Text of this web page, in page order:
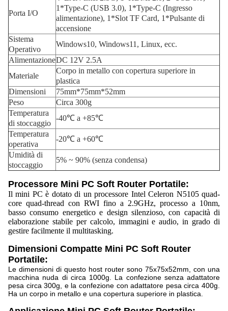
Porta I/O
1*Type-C (USB 3.0), 1*Type-C (Ingresso
alimentazione), 1*Slot TF Card, 1*Pulsante di
accensione
Sistema
Operativo
Windows10, Windows11, Linux, ecc.
AlimentazioneDC 12V 2.5A
Materiale
Corpo in metallo con copertura superiore in
plastica
Dimensioni
75mm*75mm*52mm
Peso
Circa 300g
Temperatura
di stoccaggio
-40℃ a +85℃
Temperatura
operativa
-20℃ a +60℃
Umidità di
stoccaggio
5% ~ 90% (senza condensa)
Processore Mini PC Soft Router Portatile:
Il mini PC è dotato di un processore Intel Celeron N5105 quad-
core quad-thread con RWI fino a 2.9GHz, processo a 10nm,
basso consumo energetico e design silenzioso, con capacità di
elaborazione stabile per calcolo, immagini e audio, in grado di
gestire facilmente il multitasking.